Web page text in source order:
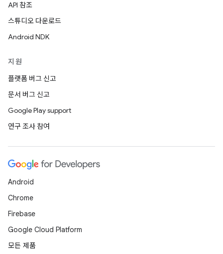
API 참조
스튜디오 다운로드
Android NDK
지원
플랫폼 버그 신고
문서 버그 신고
Google Play support
연구 조사 참여
Android
Chrome
Firebase
Google Cloud Platform
모든 제품